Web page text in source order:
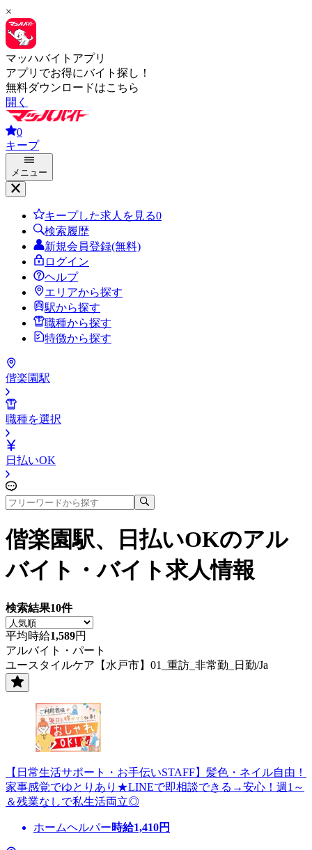
×
マッハバイトアプリ
アプリでお得にバイト探し！
無料ダウンロードはこちら
開く
0
キープ
メニュー
キープした求人を見る0
検索履歴
新規会員登録(無料)
ログイン
ヘルプ
エリアから探す
駅から探す
職種から探す
特徴から探す
偕楽園駅
職種を選択
日払いOK
偕楽園駅、日払いOKのアル
バイト・バイト求人情報
検索結果10件
平均時給1,589円
アルバイト・パート
ユースタイルケア【水戸市】01_重訪_非常勤_日勤/Ja
【日常生活サポート・お手伝いSTAFF】髪色・ネイル自由！
家事感覚でゆとりあり★LINEで即相談できる→安心！週1～
＆残業なしで私生活両立◎
ホームヘルパー時給1,410円